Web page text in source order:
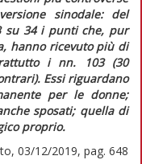
sinodale: del
su 34 i punti che, pur
hanno ricevuto più di
i nn. 103 (30
Essi riguardano
per le donne;
sposati; quella di
proprio.
03/12/2019, pag. 648